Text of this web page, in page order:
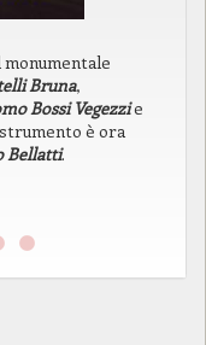
Bruna,
Bossi Vegezzie
è ora
Bellatti.